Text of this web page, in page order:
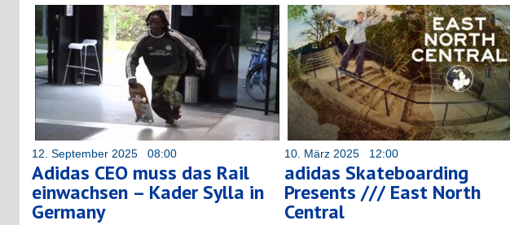
12. September 2025 08:00
Adidas CEO muss das Rail
einwachsen – Kader Sylla in
Germany
10. März 2025 12:00
adidas Skateboarding
Presents /// East North
Central